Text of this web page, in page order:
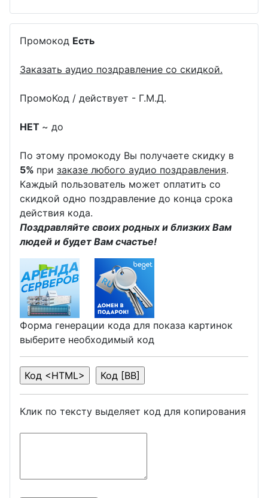
Промокод Есть
Заказать аудио поздравление со скидкой.
ПромоКод / действует - Г.М.Д.
НЕТ ~ до
По этому промокоду Вы получаете скидку в
5% при заказе любого аудио поздравления.
Каждый пользователь может оплатить со
скидкой одно поздравление до конца срока
действия кода.
Поздравляйте своих родных и близких Вам
людей и будет Вам счастье!
Форма генерации кода для показа картинок
выберите необходимый код
Клик по тексту выделяет код для копирования